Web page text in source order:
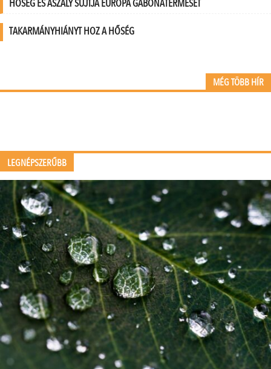
HŐSÉG ÉS ASZÁLY SÚJTJA EURÓPA GABONATERMÉSÉT
TAKARMÁNYHIÁNYT HOZ A HŐSÉG
MÉG TÖBB HÍR
LEGNÉPSZERŰBB